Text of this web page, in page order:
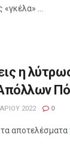
...
η
2022 0
τα